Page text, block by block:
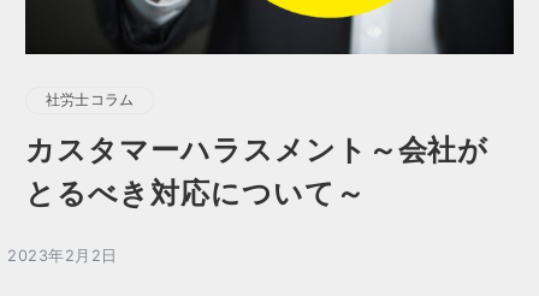
社労士コラム
カスタマーハラスメント～会社が
とるべき対応について～
2023年2月2日